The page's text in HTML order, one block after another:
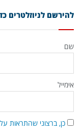
להירשם לניוזלטרים
שם
אימייל
כן, ברצוני שהתראות